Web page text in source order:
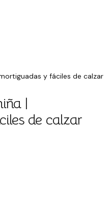
y fáciles de calzar
|
de calzar